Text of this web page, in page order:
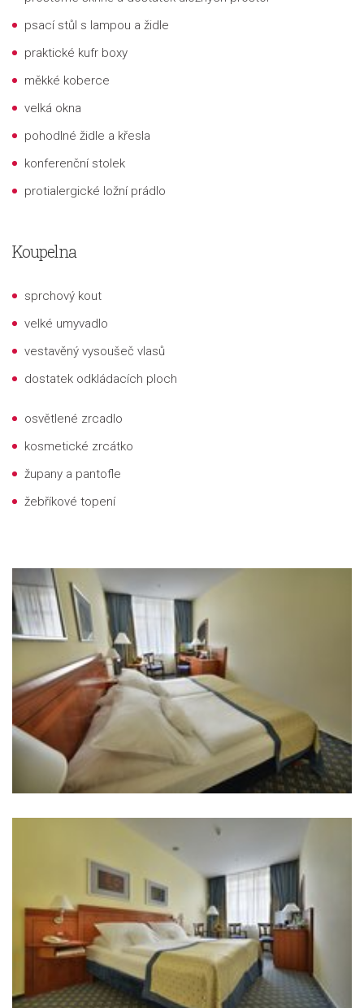
psací stůl s lampou a židle
praktické kufr boxy
měkké koberce
velká okna
pohodlné židle a křesla
konferenční stolek
protialergické ložní prádlo
Koupelna
sprchový kout
velké umyvadlo
vestavěný vysoušeč vlasů
dostatek odkládacích ploch
osvětlené zrcadlo
kosmetické zrcátko
župany a pantofle
žebříkové topení